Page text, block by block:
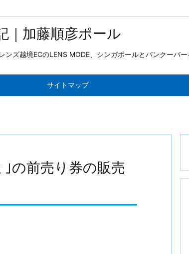
｜加藤順彦ポール
ズ越境ECのLENS MODE、シンガポールとバンクーバ
サイトマップ
の前売り券の販売